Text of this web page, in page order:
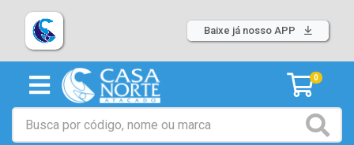
Baixe já nosso APP
0